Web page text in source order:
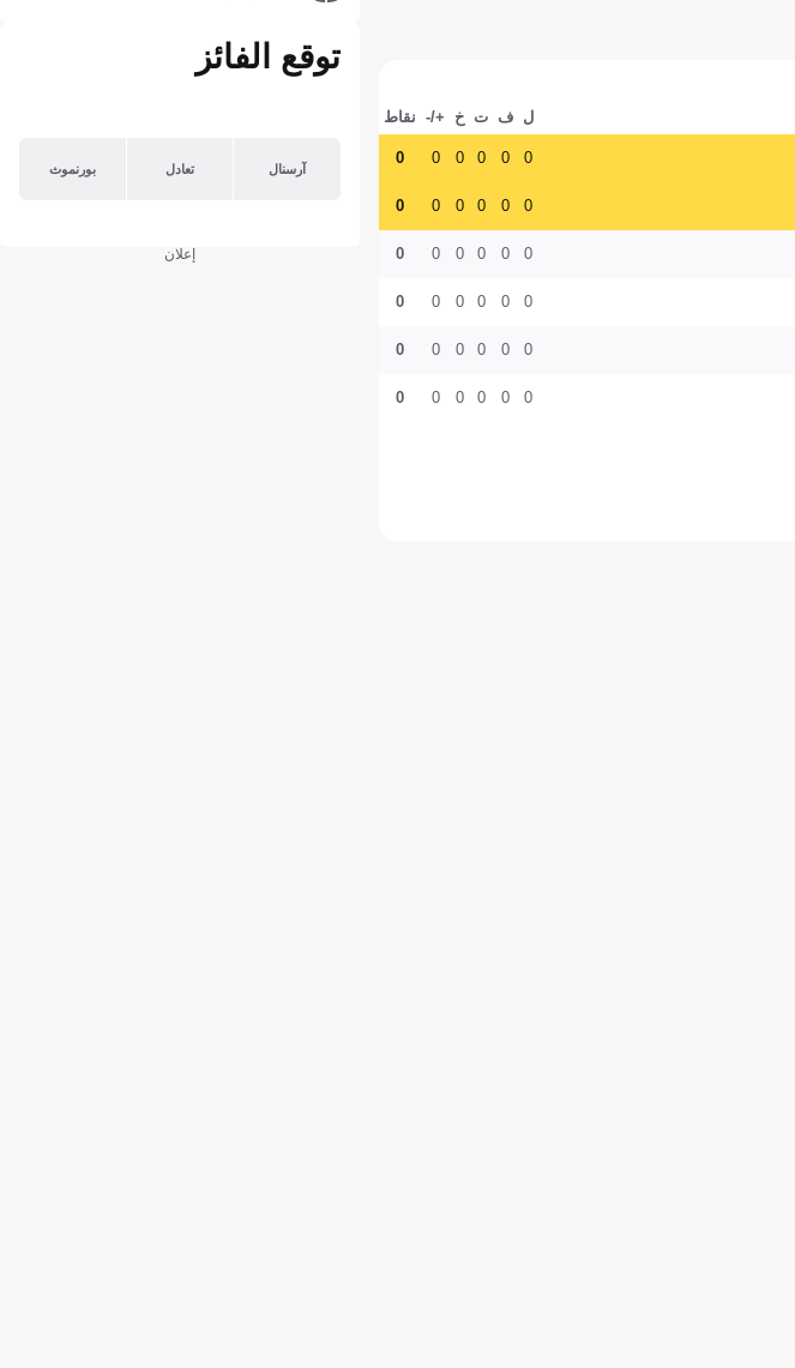
ل ف ت خ +/- نقاط
0
0
0
0
0
0
0
0
0
0
0
0
0
0
0
0
0
0
0
0
0
0
0
0
0
0
0
0
0
0
0
0
0
0
0
0
توقع الفائز
آرسنال تعادل بورنموث
إعلان